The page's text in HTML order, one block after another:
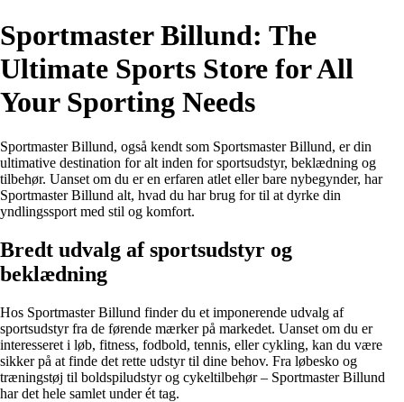
Sportmaster Billund: The
Ultimate Sports Store for All
Your Sporting Needs
Sportmaster Billund, også kendt som Sportsmaster Billund, er din
ultimative destination for alt inden for sportsudstyr, beklædning og
tilbehør. Uanset om du er en erfaren atlet eller bare nybegynder, har
Sportmaster Billund alt, hvad du har brug for til at dyrke din
yndlingssport med stil og komfort.
Bredt udvalg af sportsudstyr og
beklædning
Hos Sportmaster Billund finder du et imponerende udvalg af
sportsudstyr fra de førende mærker på markedet. Uanset om du er
interesseret i løb, fitness, fodbold, tennis, eller cykling, kan du være
sikker på at finde det rette udstyr til dine behov. Fra løbesko og
træningstøj til boldspiludstyr og cykeltilbehør – Sportmaster Billund
har det hele samlet under ét tag.